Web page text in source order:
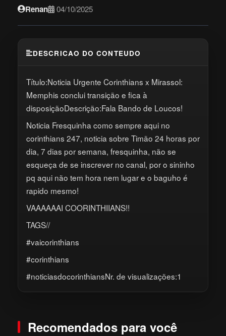
Renan 04/10/2025
DESCRICAO DO CONTEUDO
Título:Noticia Urgente Corinthians x Mirassol:
Memphis conclui transição e fica à
disposiçãoDescrição:Fala Bando de Loucos!
Noticia Fresquinha como sempre aqui no
corinthians 247, noticia sobre Timão 24 horas por
dia, 7 dias por semana, fresquinha, não se
esqueça de se inscrever no canal, por o sininho
pq aqui não tem hora nem lugar e o baguho é
rapido mesmo!
VAAAAAAI COORINTHIIANS!!
TAGS//
#vaicorinthians
#corinthians
#noticiasdocorinthiansNr. de visualizações:1
Recomendados para você